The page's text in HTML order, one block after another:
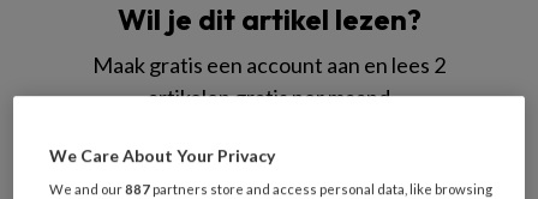
Wil je dit artikel lezen?
Maak gratis een account aan en lees 2
artikelen gratis per maand
Al een account of abonnement?
We Care About Your Privacy
We and our887 partners store and access personal data, like browsing